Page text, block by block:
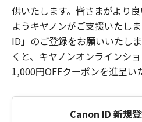
供いたします。皆さまがより
ようキヤノンがご支援いたし
ID」のご登録をお願いいたし
くと、キヤノンオンラインシ
1,000円OFFクーポンを進呈い
Canon ID 新規